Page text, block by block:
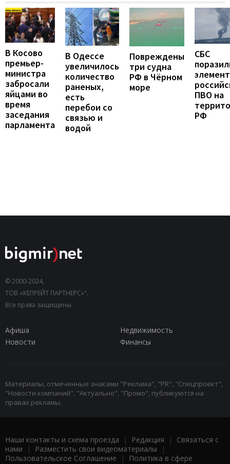
В Косово
премьер-
министра
забросали
яйцами во
время
заседания
парламента
В Одессе
увеличилось
количество
раненых,
есть
перебои со
связью и
водой
Повреждены
три судна
РФ в Чёрном
море
СБС
ПВО на
РФ
© 2000-2024,
ТОВ «КЕПРЕЙТ ПАРТНЕРС»".
Все права защищены.
Афиша
Недвижимость
Новости
Финансы
Материалы, отмеченные знаками "Реклама", "PR", "Спецпроект",
"Новости компаний", "Актуально", "Промо", публикуются на
правах рекламы.
Наши контакты и схема проезда | Редакция | Связаться с
нами | Разместить свои видеоматериалы |
Пользовательское Соглашение |
Политика в сфере